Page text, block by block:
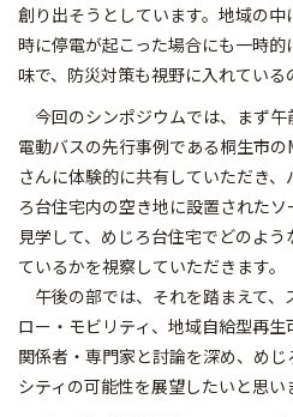
創り出そうとしています。地域の
時に停電が起こった場合にも一時
味で、防災対策も視野に入れている
今回のシンポジウムでは、まず
電動バスの先行事例である桐生市
さんに体験的に共有していただき
ろ台住宅内の空き地に設置された
見学して、めじろ台住宅でどのよ
ているかを視察していただきます。
午後の部では、それを踏まえて、
ロー・モビリティ、地域自給型再
関係者・専門家と討論を深め、め
シティの可能性を展望したいと思い